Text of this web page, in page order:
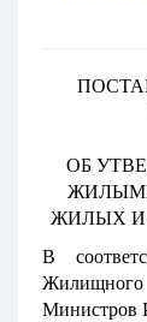
ОБ
ЖИЛЫХ И
В
Министров